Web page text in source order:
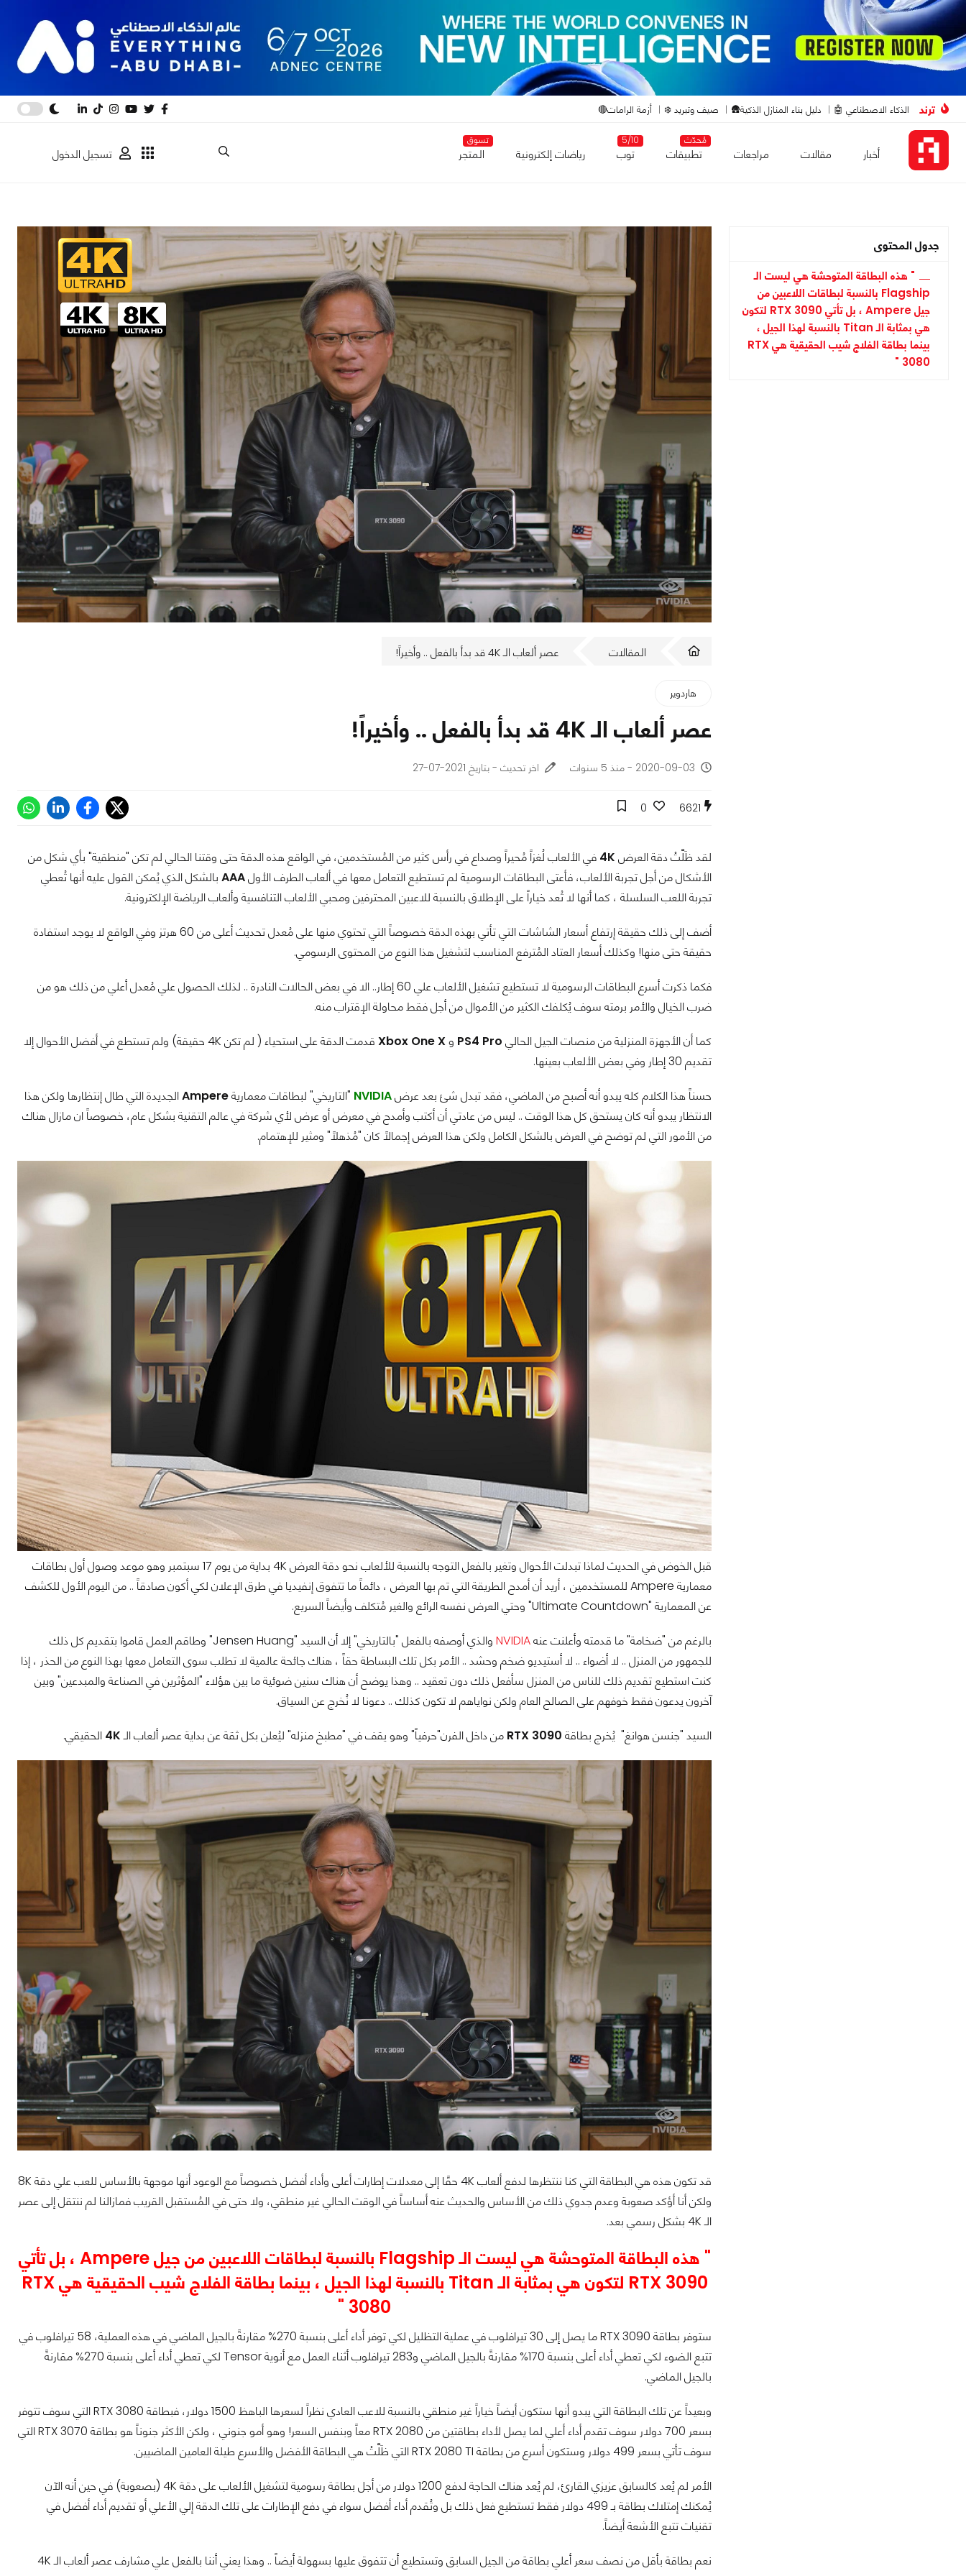
ترند الذكاء الاصطناعي 🤖 دليل بناء المنازل الذكية🛖 صيف وتبريد ❄️ أزمة الرامات🔴
أخبار مقالات مراجعات
مُحدّث
تطبيقات
5/10
توب رياضات إلكترونية
تسوق
المتجر تسجيل الدخول
جدول المحتوى
" هذه البطاقة المتوحشة هي ليست الـ
Flagship بالنسبة لبطاقات اللاعبين من
جيل Ampere ، بل تأتي RTX 3090 لتكون
هي بمثابة الـ Titan بالنسبة لهذا الجيل ،
بينما بطاقة الفلاج شيب الحقيقية هي RTX
3080 "
المقالات عصر ألعاب الـ 4K قد بدأ بالفعل .. وأخيراً!
هاردوير
عصر ألعاب الـ 4K قد بدأ بالفعل .. وأخيراً!
2020-09-03 - منذ 5 سنوات اخر تحديث - بتاريخ 2021-07-27
6621
0
لقد ظَلَّتْ دقة العرض 4K في الألعاب لُغزاً مُحيراً وصداع في رأس كثير من المُستخدمين، في الواقع هذه الدقة حتى وقتنا الحالي لم تكن "منطقية" بأي شكل من
الأشكال من أجل تجربة الألعاب، فأعتى البطاقات الرسومية لم تستطيع التعامل معها في ألعاب الطرف الأولAAA بالشكل الذي يُمكن القول عليه أنها تُعطي
تجربة اللعب السلسلة ، كما أنها لا تُعد خياراً على الإطلاق بالنسبة للاعبين المحترفين ومحبي الألعاب التنافسية وألعاب الرياضة الإلكترونية.
أضف إلى ذلك حقيقة إرتفاع أسعار الشاشات التي تأتي بهذه الدقة خصوصاً التي تحتوي منها على مُعدل تحديث أعلى من 60 هرتز وفي الواقع لا يوجد استفادة
حقيقة حتى منها! وكذلك أسعار العتاد المُترفع المناسب لتشغيل هذا النوع من المحتوى الرسومي.
فكما ذكرت أسرع البطاقات الرسومية لا تستطيع تشغيل الألعاب علي 60 إطار.. الا في بعض الحالات النادرة .. لذلك الحصول علي مُعدل أعلي من ذلك هو من
ضرب الخيال والأمر برمته سوف يُكلفك الكثير من الأموال من أجل فقط محاولة الإقتراب منه.
كما أن الأجهزة المنزلية من منصات الجيل الحالي PS4 Pro و
قدمت الدقة على استحياء ( لم تكن 4K حقيقة) ولم تستطع في أفضل الأحوال إلا
تقديم 30 إطار وفي بعض الألعاب بعينها.
حسناً هذا الكلام كله يبدو أنه أصبح من الماضي، فقد تبدل شئ بعد عرضNVIDIA "التاريخي" لبطاقات معماريةAmpereالجديدة التي طال إنتظارها ولكن هذا
الانتظار يبدو أنه كان يستحق كل هذا الوقت .. ليس من عادتي أن أكتب وأمدح في معرض أو عرض لأي شركة في عالم التقنية بشكل عام، خصوصاً ان مازال هناك
من الأمور التي لم توضح في العرض بالشكل الكامل ولكن هذا العرض إجمالاً كان "مُذهلاً" ومثير للإهتمام.
قبل الخوض في الحديث لماذا تبدلت الأحوال وتغير بالفعل التوجه بالنسبة للألعاب نحو دقة العرض 4K بداية من يوم 17 سبتمبر وهو موعد وصول أول بطاقات
معمارية Ampere للمستخدمين ، أريد أن أمدح الطريقة التي تم بها العرض ، دائماً ما تتفوق إنفيديا في طرق الإعلان لكي أكون صادقاً .. من اليوم الأول للكشف
عن المعمارية "Ultimate Countdown" وحتي العرض نفسه الرائع والغير مُتكلف وأيضاً السريع.
بالرغم من "ضخامة" ما قدمته وأعلنت عنهNVIDIA
والذي أوصفه بالفعل "بالتاريخي" إلا أن السيد "Jensen Huang" وطاقم العمل قاموا بتقديم كل ذلك
للجمهور من المنزل .. لا أضواء .. لا أستيديو ضخم وحشد .. الأمر بكل تلك البساطة حقاً ، هناك جائحة عالمية لا تطلب سوى التعامل معها بهذا النوع من الحذر ، إذا
كنت استطيع تقديم ذلك للناس من المنزل سأفعل ذلك دون تعقيد .. وهذا يوضح أن هناك سنين ضوئية ما بين هؤلاء "المؤثرين في الصناعة والمبدعين" وبين
آخرون يدعون فقط خوفهم على الصالح العام ولكن نواياهم لا تكون كذلك .. دعونا لا نُخرج عن السياق.
السيد "جنسن هوانغ" يُخرج بطاقة من داخل الفرن"حرفياً" وهو يقف في "مطبخ منزله" ليُعلن بكل ثقة عن بداية عصر ألعاب الـ4K الحقيقي.
قد تكون هذه هي البطاقة التي كنا ننتظرها لدفع ألعاب 4K حقًا إلى معدلات إطارات أعلى وأداء أفضل خصوصاً مع الوعود أنها موجهة بالأساس للعب علي دقة 8K
ولكن أنا أؤكد صعوبة وعدم جدوي ذلك من الأساس والحديث عنه أساساً في الوقت الحالي غير منطقي، ولا حتى في المُستقبل القريب فمازالنا لم ننتقل إلى عصر
الـ 4K بشكل رسمي بعد.
" هذه البطاقة المتوحشة هي ليست الـ Flagship بالنسبة لبطاقات اللاعبين من جيل Ampere ، بل تأتي
RTX 3090 لتكون هي بمثابة الـ Titan بالنسبة لهذا الجيل ، بينما بطاقة الفلاج شيب الحقيقية هي RTX
3080 "
ستوفر بطاقة RTX 3090 ما يصل إلى 30 تيرافلوب في عملية التظليل لكي توفر أداء أعلى بنسبة 270% مقارنةً بالجيل الماضي في هذه العملية، 58 تيرافلوب في
تتبع الضوء لكي تعطي أداء أعلى بنسبة 170% مقارنةً بالجيل الماضي و283 تيرافلوب أثناء العمل مع أنوية Tensor لكي تعطي أداء أعلى بنسبة 270% مقارنةً
بالجيل الماضي.
وبعيداً عن تلك البطاقة التي يبدو أنها ستكون أيضاً خياراً غير منطقي بالنسبة للاعب العادي نظراً لسعرها الباهظ 1500 دولار، فبطاقة RTX 3080 التي سوف تتوفر
بسعر 700 دولار سوف تقدم أداء أعلي لما يصل لأداء بطاقتين من RTX 2080 معاً وبنفس السعر! وهو أمو جنوني ، ولكن الأكثر جنوناً هو بطاقة RTX 3070 التي
سوف تأتي بسعر 499 دولار وستكون أسرع من بطاقة RTX 2080 TI التي ظَلَّتْ هي البطاقة الأفضل والأسرع طيلة العامين الماضيين.
الأمر لم يُعد كالسابق عزيزي القارئ، لم يُعد هناك الحاجة لدفع 1200 دولار من أجل بطاقة رسومية لتشغيل الألعاب على دقة 4K (بصعوبة) في حين أنه الآن
يُمكنك إمتلاك بطاقة بـ 499 دولار فقط تستطيع فعل ذلك بل وتُقدم أداء أفضل سواء في دفع الإطارات على تلك الدقة إلي الأعلي أو تقديم أداء أفضل في
تقنيات تتبع الأشعة أيضاً.
نعم بطاقة بأقل من نصف سعر أعلي بطاقة من الجيل السابق وتستطيع أن تتفوق عليها بسهولة أيضاً .. وهذا يعني أننا بالفعل علي مشارف عصر ألعاب الـ 4K